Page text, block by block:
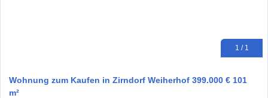
1 / 1
Wohnung zum Kaufen in Zirndorf Weiherhof 399.000 € 101
m²